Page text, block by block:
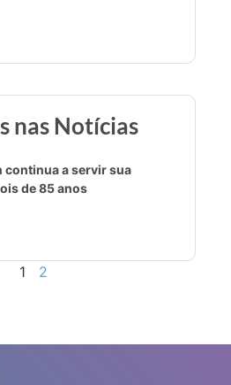
nas Notícias
continua a servir sua
de 85 anos
1 2